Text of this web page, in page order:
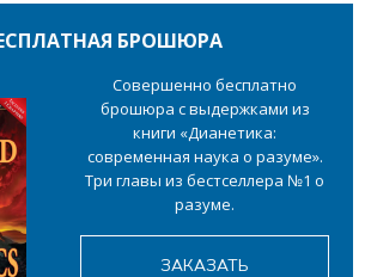
БРОШЮРА
Совершенно бесплатно
брошюра с выдержками из
книги «Дианетика:
современная наука о разуме».
Три главы из бестселлера №1 о
разуме.
ЗАКАЗАТЬ